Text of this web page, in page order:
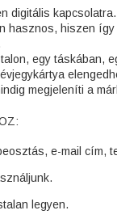
digitális kapcsolatra.
hasznos, hiszen így
egy táskában,
megjeleníti a
e-mail cím,
legyen.